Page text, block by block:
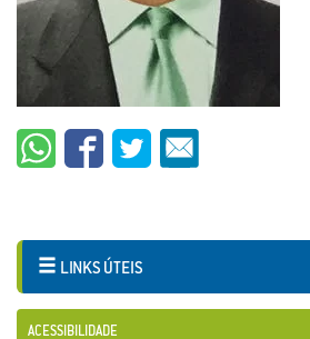
LINKS ÚTEIS
ACESSIBILIDADE